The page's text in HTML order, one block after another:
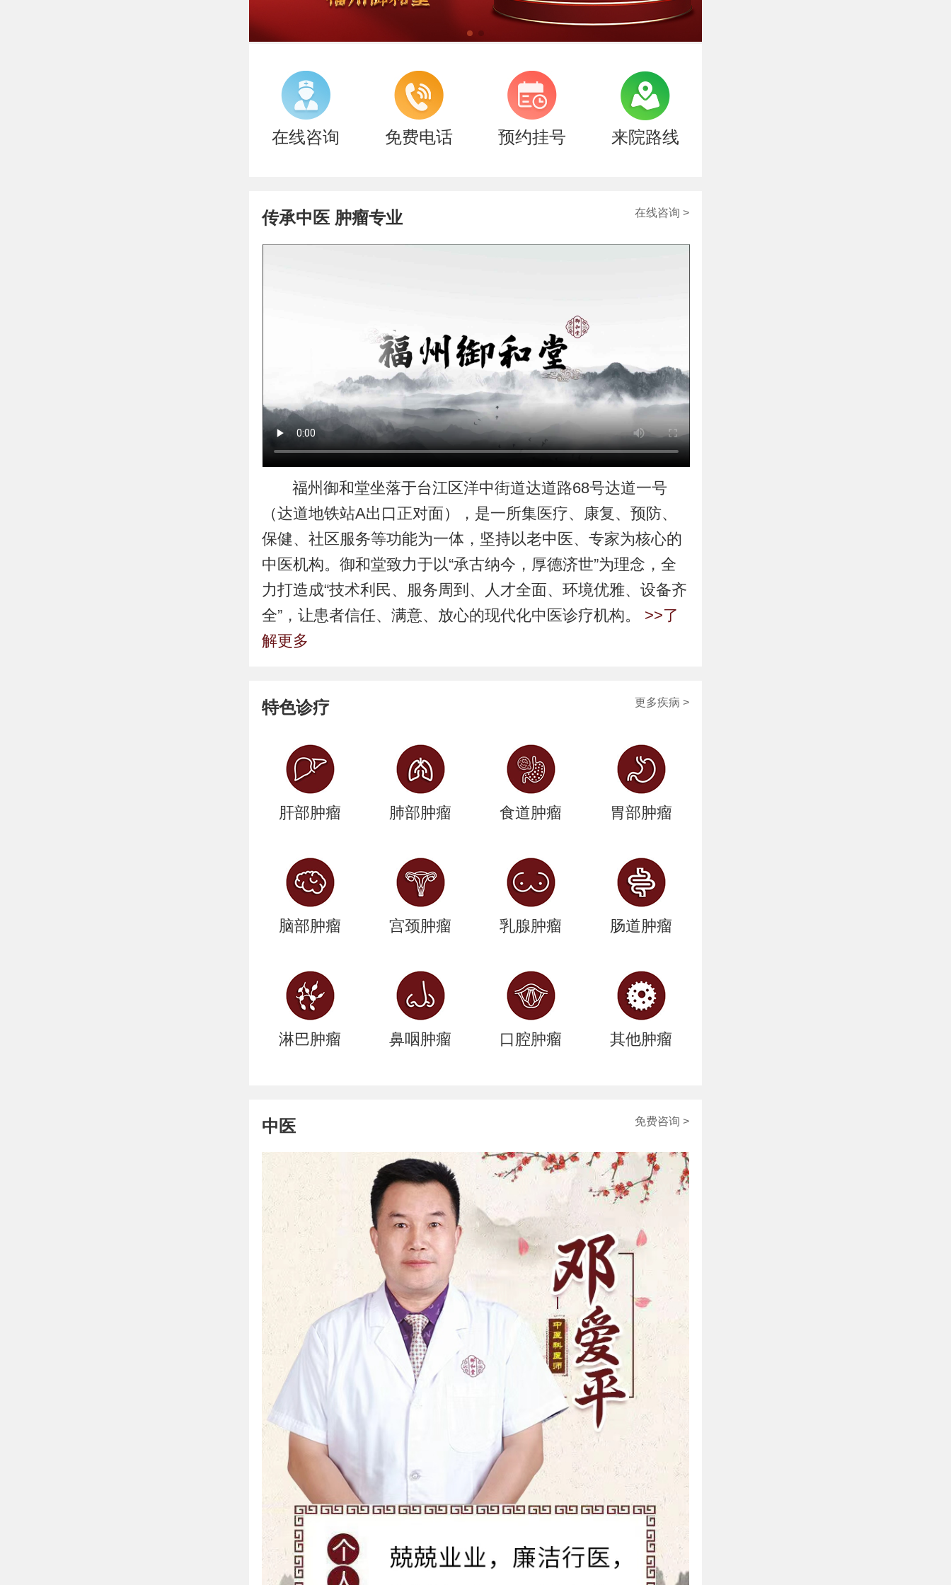
在线咨询 免费电话 预约挂号 来院路线
传承中医 肿瘤专业 在线咨询 >
福州御和堂坐落于台江区洋中街道达道路68号达道一号
（达道地铁站A出口正对面），是一所集医疗、康复、预防、
保健、社区服务等功能为一体，坚持以老中医、专家为核心的
中医机构。御和堂致力于以“承古纳今，厚德济世”为理念，全
力打造成“技术利民、服务周到、人才全面、环境优雅、设备齐
全”，让患者信任、满意、放心的现代化中医诊疗机构。 >>了
解更多
特色诊疗 更多疾病 >
肝部肿瘤 肺部肿瘤 食道肿瘤 胃部肿瘤
脑部肿瘤 宫颈肿瘤 乳腺肿瘤 肠道肿瘤
淋巴肿瘤 鼻咽肿瘤 口腔肿瘤 其他肿瘤
中医 免费咨询 >